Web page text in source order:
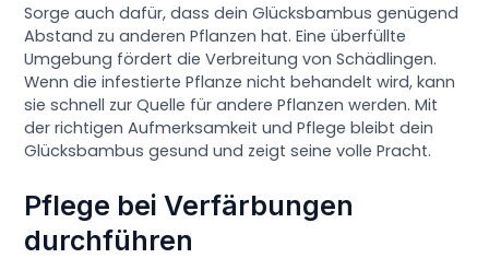
Sorge auch dafür, dass dein Glücksbambus genügend
Abstand zu anderen Pflanzen hat. Eine überfüllte
Umgebung fördert die Verbreitung von Schädlingen.
Wenn die infestierte Pflanze nicht behandelt wird, kann
sie schnell zur Quelle für andere Pflanzen werden. Mit
der richtigen Aufmerksamkeit und Pflege bleibt dein
Glücksbambus gesund und zeigt seine volle Pracht.
Pflege bei Verfärbungen
durchführen